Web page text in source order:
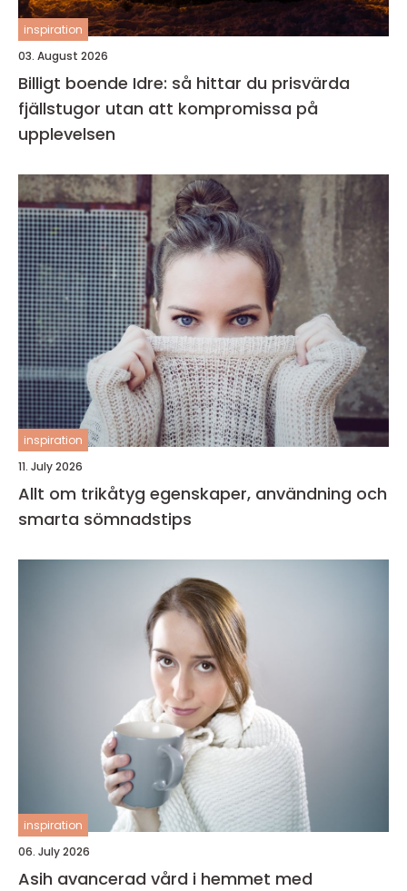
inspiration
03. August 2026
Billigt boende Idre: så hittar du prisvärda
fjällstugor utan att kompromissa på
upplevelsen
inspiration
11. July 2026
Allt om trikåtyg egenskaper, användning och
smarta sömnadstips
inspiration
06. July 2026
Asih avancerad vård i hemmet med